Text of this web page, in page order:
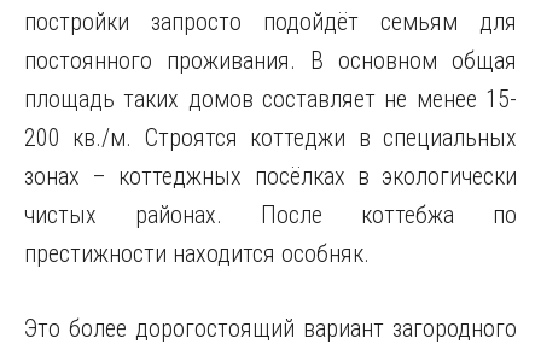
постройки запросто подойдёт семьям для
постоянного проживания. В основном общая
площадь таких домов составляет не менее 15-
200 кв./м. Строятся коттеджи в специальных
зонах – коттеджных посёлках в экологически
чистых районах. После коттебжа по
престижности находится особняк.
Это более дорогостоящий вариант загородного